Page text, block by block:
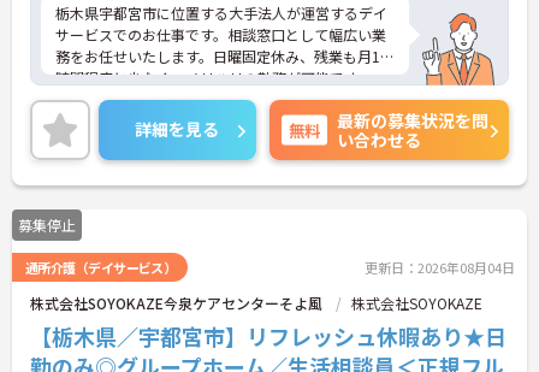
栃木県宇都宮市に位置する大手法人が運営するデイ
サービスでのお仕事です。相談窓口として幅広い業
務をお任せいたします。日曜固定休み、残業も月10
時間程度と少なく、メリハリの勤務が可能です。
ご興味のある方は面接対策ポイントなどお話致しま
すのでお気軽にお問い合わせください。
詳細を見る 無料
最新の募集状況を問
い合わせる
募集停止
通所介護（デイサービス） 更新日：2026年08月04日
株式会社SOYOKAZE今泉ケアセンターそよ風 株式会社SOYOKAZE
【栃木県／宇都宮市】リフレッシュ休暇あり★日
勤のみ◎グループホーム／生活相談員＜正規フル